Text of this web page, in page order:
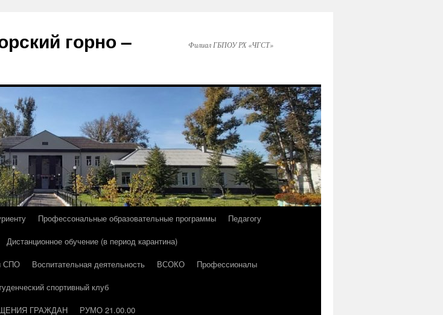
горно –
Филиал ГБПОУ РХ «ЧГСТ»
Профессональные образовательные программы
Педагогу
Дистанционное обучение (в период карантина)
СПО Воспитательная деятельность ВСОКО
Профессионалы
спортивный клуб
ГРАЖДАН
РУМО 21.00.00